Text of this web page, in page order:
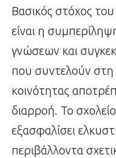
Βασικός στόχος
είναι η
γνώσεων και
που συντελούν στη
κοινότητας
διαρροή. Το
εξασφαλίσει
περιβάλλοντα